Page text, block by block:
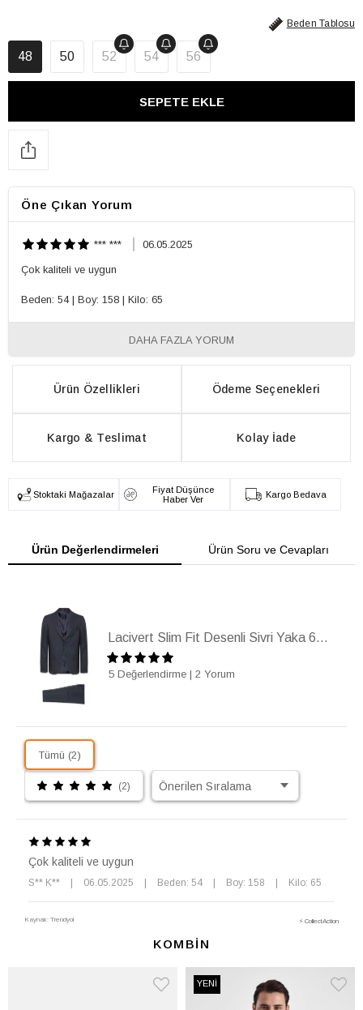
Beden Tablosu
48 50 52 54 56
Öne Çıkan Yorum
*** *** 06.05.2025
Çok kaliteli ve uygun
Beden: 54 | Boy: 158 | Kilo: 65
DAHA FAZLA YORUM
Ürün Özellikleri Ödeme Seçenekleri
Kargo & Teslimat Kolay İade
Stoktaki Mağazalar
Fiyat Düşünce
Haber Ver
Kargo Bedava
Ürün Değerlendirmeleri Ürün Soru ve Cevapları
Lacivert Slim Fit Desenli Sivri Yaka 6 Drop Klasik Takım Elbise
5 Değerlendirme | 2 Yorum
Tümü (2)
(2)
Çok kaliteli ve uygun
S** K** 06.05.2025 Beden: 54 Boy: 158 Kilo: 65
Kaynak: Trendyol ⚡ CollectAction
KOMBİN
YENİ